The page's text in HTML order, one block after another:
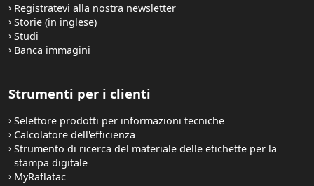
Registratevi alla nostra newsletter
Storie (in inglese)
Studi
Banca immagini
Strumenti per i clienti
Selettore prodotti per informazioni tecniche
Calcolatore dell'efficienza
Strumento di ricerca del materiale delle etichette per la
stampa digitale
MyRaflatac